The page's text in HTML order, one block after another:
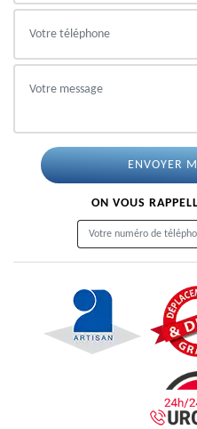
ON VOUS